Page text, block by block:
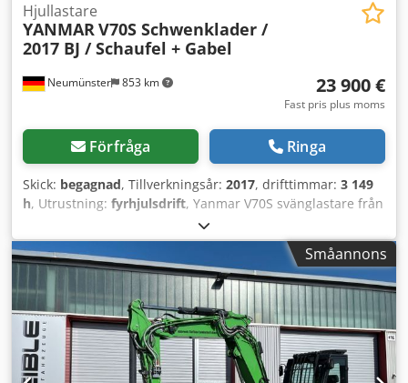
Neumünster 853 km
Hjullastare
YANMARV70S Schwenklader /
2017 BJ / Schaufel + Gabel
23 900 €
Fast pris plus moms
Förfråga Ringa
Skick: begagnad, Tillverkningsår: 2017, drifttimmar: 3 149
h, Utrustning: fyrhjulsdrift, Yanmar V70S svänglastare från
2017 med endast 3 149 driftstimmar! ----* Tillverkare:
Yanmar * Modell: V70S * Årsmodell: 2017 * Avlästa
driftstimmar: ca. 3 149 * Inkl. vikskopa och gafflar *
Driftsvikt: ca. 5 400 KG * Effekt: 45 KW * Deutz dieselmotor
* Tysk maskin * Fler bilder och video på begäran * Pris: 23
900 Euro, exkl. moms + 19 % moms. ----Vid frågor vänligen
ring: For more question please call: Dodey N Itkopfx Al Njkr
Erik Kortum: WhatsApp Alla uppgifter utan garanti och
förbehåll för fel eller mellanliggande försäljning.
Småannons